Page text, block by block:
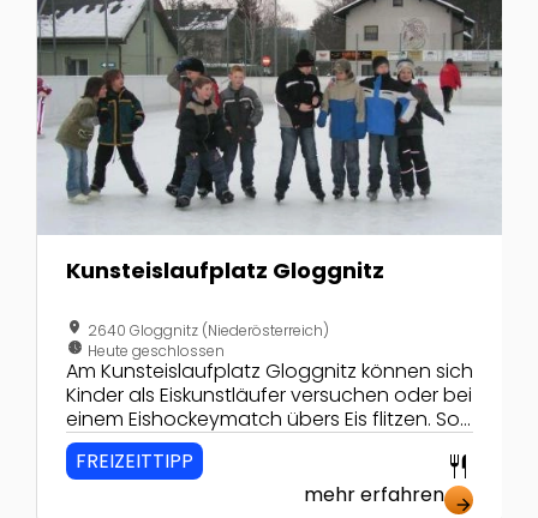
Kunsteislaufplatz Gloggnitz
location_on 2640 Gloggnitz (Niederösterreich)
nest_clock_farsight_analog Heute geschlossen
Am Kunsteislaufplatz Gloggnitz können sich
Kinder als Eiskunstläufer versuchen oder bei
einem Eishockeymatch übers Eis flitzen. So
wird ihnen auch an kalten Tagen so richtig
heiß.
FREIZEITTIPP restaurant
mehr erfahren arrow_forward